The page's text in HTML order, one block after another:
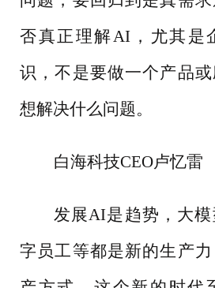
否真正理解AI，尤其是
识，不是要做一个产品
想解决什么问题。
白海科技CEO卢忆雷
发展AI是趋势，大
字员工等都是新的生产